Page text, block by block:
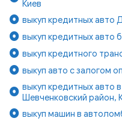
Киев
выкуп кредитных авто
выкуп кредитных авто
выкуп кредитного
выкуп авто с залогом
выкуп кредитных авто
Шевченковский район,
выкуп машин в